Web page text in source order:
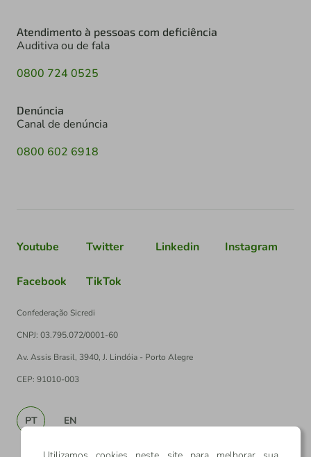
Atendimento à pessoas com deficiência
Auditiva ou de fala
0800 724 0525
Denúncia
Canal de denúncia
0800 602 6918
Youtube Twitter Linkedin Instagram
Facebook TikTok
Confederação Sicredi
CNPJ: 03.795.072/0001-60
Av. Assis Brasil, 3940, J. Lindóia - Porto Alegre
CEP: 91010-003
PT EN